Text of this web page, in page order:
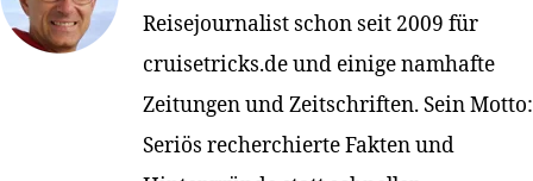
Reisejournalist schon seit 2009 für
cruisetricks.de und einige namhafte
Zeitungen und Zeitschriften. Sein Motto:
Seriös recherchierte Fakten und